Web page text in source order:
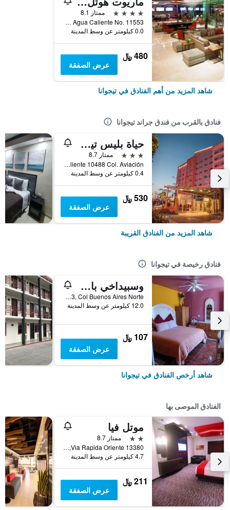
4 نجوم
ممتاز 8.1
Boulevard Agua Caliente No. 11553, تيجوانا, ولاية باها كاليفورنيا, المكسيك
0.0 كيلومتر عن وسط المدينة
480 ﷼
عرض الصفقة
شاهد المزيد من أهم الفنادق في تيجوانا
فنادق بالقرب من فندق جراند تيجوانا
حياة بليس تيجوانا
3 نجوم
ممتاز 8.7
Blvd. Agua Caliente 10488 Col. Aviación, تيجوانا, ولاية باها كاليفورنيا, المكسيك
0.4 كيلومتر عن وسط المدينة
530 ﷼
عرض الصفقة
شاهد المزيد من الفنادق القريبة
فنادق رخيصة في تيجوانا
ٔوسبيداخي باراتو مي كاسيتا دي كولوريس
Calle Ensenada 20633, Col Buenos Aires Norte, تيجوانا, ولاية باها كاليفورنيا, المكسيك
12.0 كيلومتر عن وسط المدينة
107 ﷼
عرض الصفقة
شاهد أرخص الفنادق في تيجوانا
الفنادق الموصى بها
موتل فيا
2 نجمتين
ممتاز 8.7
Via Rapida Oriente 13380, تيجوانا, ولاية باها كاليفورنيا, المكسيك
4.7 كيلومتر عن وسط المدينة
211 ﷼
عرض الصفقة